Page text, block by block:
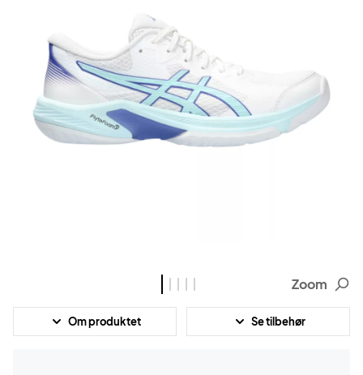
Zoom
Om produktet Se tilbehør